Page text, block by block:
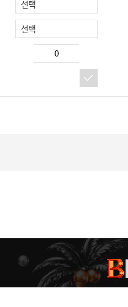
선택
선택